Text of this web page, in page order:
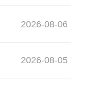
2026-08-06
2026-08-05